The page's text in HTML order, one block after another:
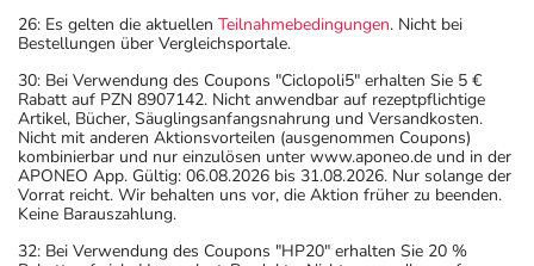
26: Es gelten die aktuellen Teilnahmebedingungen. Nicht bei
Bestellungen über Vergleichsportale.
30: Bei Verwendung des Coupons "Ciclopoli5" erhalten Sie 5 €
Rabatt auf PZN 8907142. Nicht anwendbar auf rezeptpflichtige
Artikel, Bücher, Säuglingsanfangsnahrung und Versandkosten.
Nicht mit anderen Aktionsvorteilen (ausgenommen Coupons)
kombinierbar und nur einzulösen unter www.aponeo.de und in der
APONEO App. Gültig: 06.08.2026 bis 31.08.2026. Nur solange der
Vorrat reicht. Wir behalten uns vor, die Aktion früher zu beenden.
Keine Barauszahlung.
32: Bei Verwendung des Coupons "HP20" erhalten Sie 20 %